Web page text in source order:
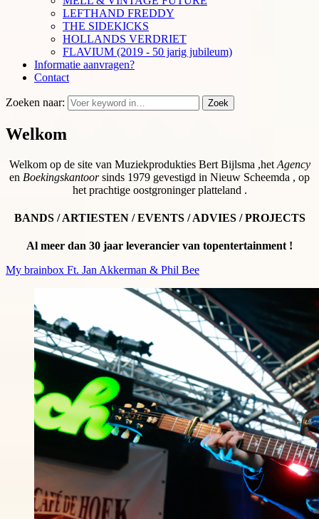
LEFTHAND FREDDY
THE SIDEKICKS
HOLLANDS VERDRIET
FLAVIUM (2019 - 50 jarig jubileum)
Informatie aanvragen?
Contact
Zoeken naar: Zoek
Welkom
Welkom op de site van Muziekprodukties Bert Bijlsma ,het Agency
en Boekingskantoorsinds 1979 gevestigd in Nieuw Scheemda , op
het prachtige oostgroninger platteland .
BANDS / ARTIESTEN / EVENTS / ADVIES / PROJECTS
Al meer dan 30 jaar leverancier van topentertainment !
My brainbox Ft. Jan Akkerman & Phil Bee